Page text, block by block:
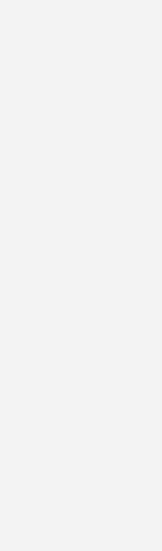
reduzierte Eisen
werden. Es eignet
Batterien und andere
Jahr zunächst mit einer
Mittelfristig soll am
eine Million Tonnen
in Ländern
könnten jährlich
Tonnen CO2